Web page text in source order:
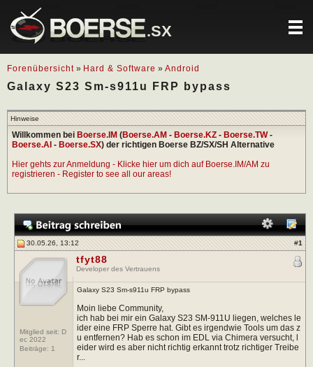
.SX
Forenübersicht » Hard & Software » Android
Galaxy S23 Sm-s911u FRP bypass
Hinweise
Willkommen bei Boerse.IM (Boerse.AM - Boerse.KZ - Boerse.TW-
Boerse.AI - Boerse.SX) der richtigen Boerse BZ/SX/SH Alternative
Hier gehts zur Anmeldung - Klicke hier um dich auf Boerse.IM/AM zu
registrieren - Register to see all our areas!
30.05.26, 13:12 #1
Mitglied seit: D
ec 2022
Beiträge: 1
tfyt88
Developer des Vertrauens
Galaxy S23 Sm-s911u FRP bypass
Moin liebe Community,
ich hab bei mir ein Galaxy S23 SM-911U liegen, welches le
ider eine FRP Sperre hat. Gibt es irgendwie Tools um das z
u entfernen? Hab es schon im EDL via Chimera versucht, l
eider wird es aber nicht richtig erkannt trotz richtiger Treibe
r...